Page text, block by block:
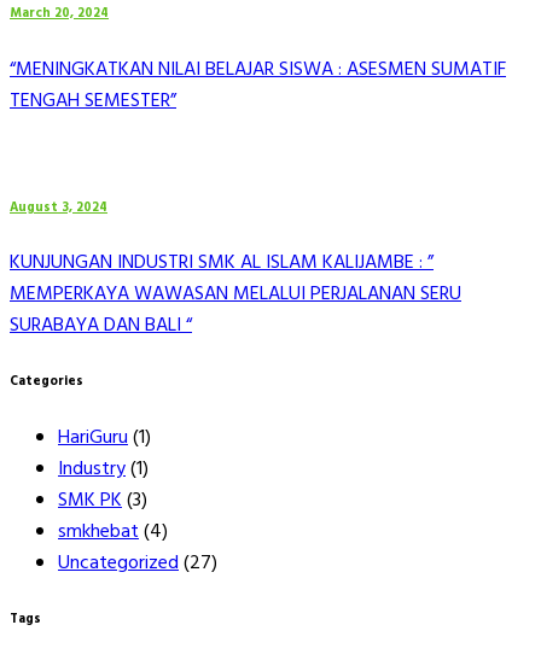
March 20, 2024
“MENINGKATKAN NILAI BELAJAR SISWA : ASESMEN SUMATIF
TENGAH SEMESTER”
August 3, 2024
KUNJUNGAN INDUSTRI SMK AL ISLAM KALIJAMBE : ”
MEMPERKAYA WAWASAN MELALUI PERJALANAN SERU
SURABAYA DAN BALI “
Categories
HariGuru(1)
Industry(1)
SMK PK(3)
smkhebat(4)
Uncategorized(27)
Tags